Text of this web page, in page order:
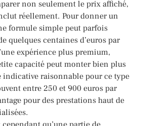
non seulement le prix affiché,
réellement. Pour donner un
formule simple peut parfois
quelques centaines d’euros par
expérience plus premium,
capacité peut monter bien plus
indicative raisonnable pour ce type
entre 250 et 900 euros par
pour des prestations haut de